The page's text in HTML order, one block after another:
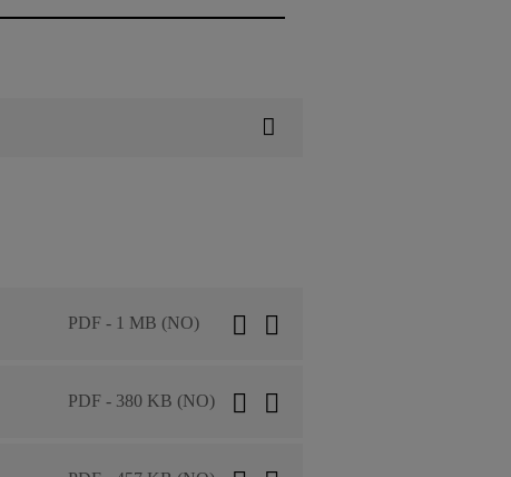
PDF - 1 MB (NO)
PDF - 380 KB (NO)